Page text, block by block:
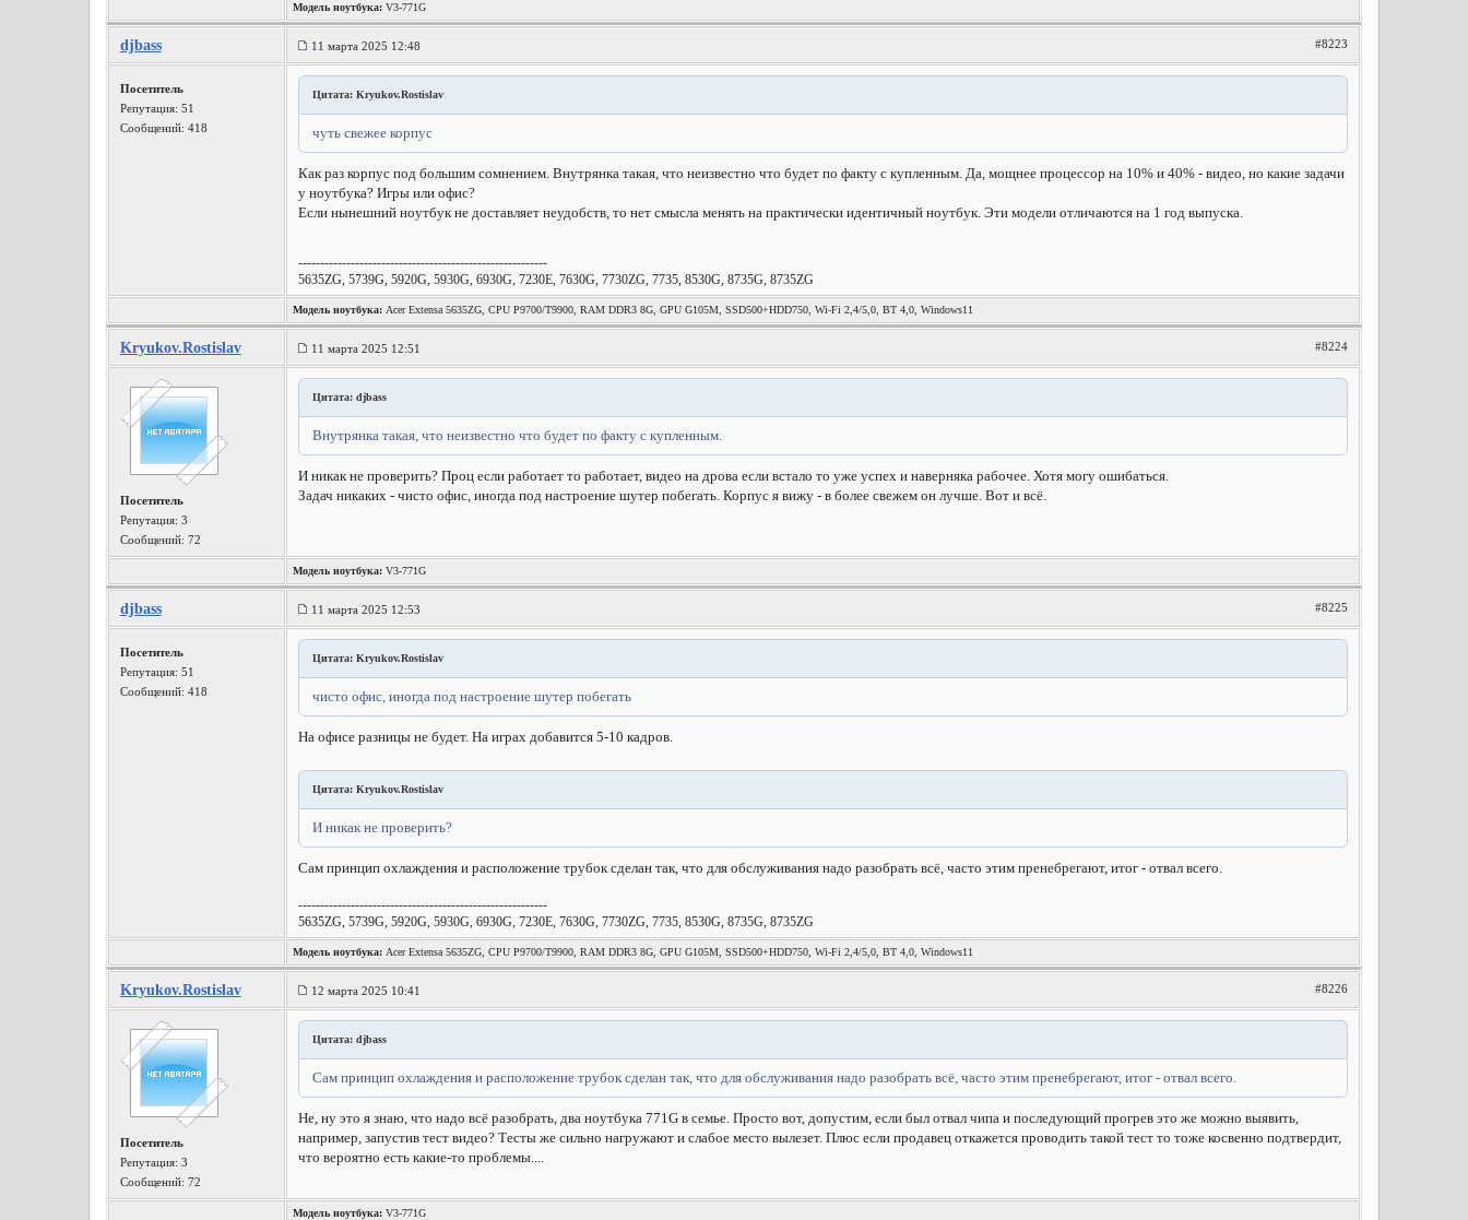
Модель ноутбука:V3-771G
djbass 11 марта 2025 12:48 #8223
Посетитель
Репутация: 51
Сообщений: 418
Цитата: Kryukov.Rostislav
чуть свежее корпус
Как раз корпус под большим сомнением. Внутрянка такая, что неизвестно что будет по факту с купленным. Да, мощнее процессор на 10% и 40% - видео, но какие задачи
у ноутбука? Игры или офис?
Если нынешний ноутбук не доставляет неудобств, то нет смысла менять на практически идентичный ноутбук. Эти модели отличаются на 1 год выпуска.
---------------------------------------------------------
5635ZG, 5739G, 5920G, 5930G, 6930G, 7230E, 7630G, 7730ZG, 7735, 8530G, 8735G, 8735ZG
Модель ноутбука:Acer Extensa 5635ZG, CPU P9700/T9900, RAM DDR3 8G, GPU G105M, SSD500+HDD750, Wi-Fi 2,4/5,0, BT 4,0, Windows11
Kryukov.Rostislav 11 марта 2025 12:51 #8224
Посетитель
Репутация: 3
Сообщений: 72
Цитата: djbass
Внутрянка такая, что неизвестно что будет по факту с купленным.
И никак не проверить? Проц если работает то работает, видео на дрова если встало то уже успех и наверняка рабочее. Хотя могу ошибаться.
Задач никаких - чисто офис, иногда под настроение шутер побегать. Корпус я вижу - в более свежем он лучше. Вот и всё.
Модель ноутбука:V3-771G
djbass 11 марта 2025 12:53 #8225
Посетитель
Репутация: 51
Сообщений: 418
Цитата: Kryukov.Rostislav
чисто офис, иногда под настроение шутер побегать
На офисе разницы не будет. На играх добавится 5-10 кадров.
Цитата: Kryukov.Rostislav
И никак не проверить?
Сам принцип охлаждения и расположение трубок сделан так, что для обслуживания надо разобрать всё, часто этим пренебрегают, итог - отвал всего.
---------------------------------------------------------
5635ZG, 5739G, 5920G, 5930G, 6930G, 7230E, 7630G, 7730ZG, 7735, 8530G, 8735G, 8735ZG
Модель ноутбука:Acer Extensa 5635ZG, CPU P9700/T9900, RAM DDR3 8G, GPU G105M, SSD500+HDD750, Wi-Fi 2,4/5,0, BT 4,0, Windows11
Kryukov.Rostislav 12 марта 2025 10:41 #8226
Посетитель
Репутация: 3
Сообщений: 72
Цитата: djbass
Сам принцип охлаждения и расположение трубок сделан так, что для обслуживания надо разобрать всё, часто этим пренебрегают, итог - отвал всего.
Не, ну это я знаю, что надо всё разобрать, два ноутбука 771G в семье. Просто вот, допустим, если был отвал чипа и последующий прогрев это же можно выявить,
например, запустив тест видео? Тесты же сильно нагружают и слабое место вылезет. Плюс если продавец откажется проводить такой тест то тоже косвенно подтвердит,
что вероятно есть какие-то проблемы....
Модель ноутбука:V3-771G